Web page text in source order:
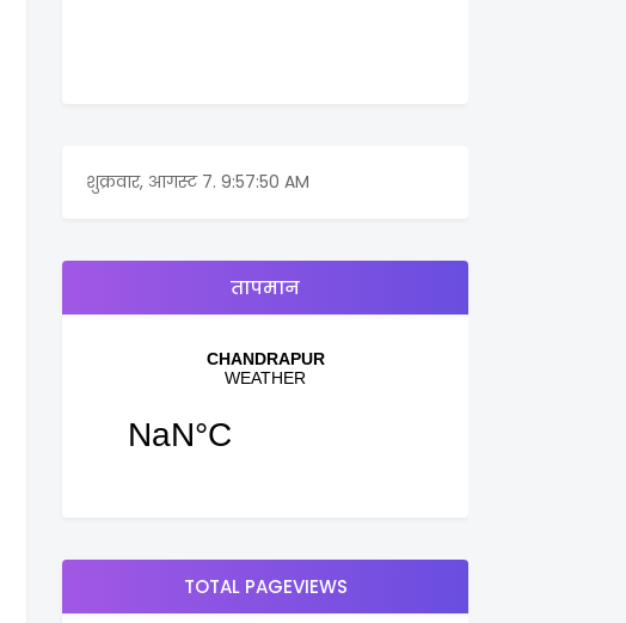
शुक्रवार, आगस्ट 7. 9:57:50 AM
तापमान
TOTAL PAGEVIEWS